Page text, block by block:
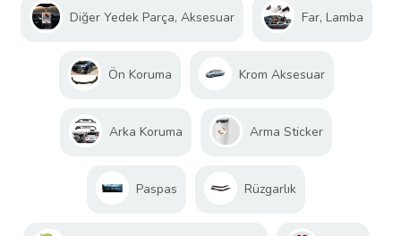
Diğer Yedek Parça, Aksesuar Far, Lamba
Ön Koruma Krom Aksesuar
Arka Koruma Arma Sticker
Paspas Rüzgarlık